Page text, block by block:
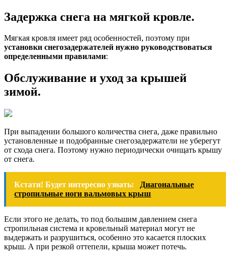
Задержка снега на мягкой кровле.
Мягкая кровля имеет ряд особенностей, поэтому при
установки снегозадержателей нужно руководствоваться
определенными правилами:
Обслуживание и уход за крышей
зимой.
При выпадении большого количества снега, даже правильно
установленные и подобранные снегозадержатели не уберегут
от схода снега. Поэтому нужно периодически очищать крышу
от снега.
Кстати! Будет интересно узнать:
Диагональные
стропильные ноги вальмовых крыш
Если этого не делать, то под большим давлением снега
стропильная система и кровельный материал могут не
выдержать и разрушиться, особенно это касается плоских
крыш. А при резкой оттепели, крыша может потечь.